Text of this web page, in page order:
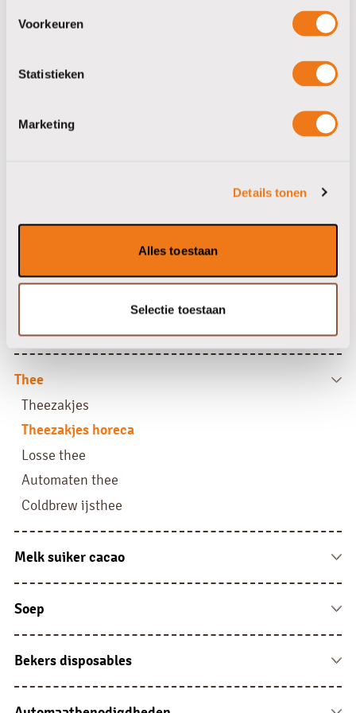
Voorkeuren
Statistieken
Marketing
Details tonen
Alles toestaan
Selectie toestaan
Koffie bonen
Fresh brew
Instant
Liquid
Filterkoffie
Pads, sachets en sticks
Thee
Theezakjes
Theezakjes horeca
Losse thee
Automaten thee
Coldbrew ijsthee
Melk suiker cacao
Melk vloeibaar en cups
Melkpoeder
Cacao
Soep
Automatensoep
Soep sachets
Bekers disposables
Bekers karton
Bekers kunststof
&nbsp